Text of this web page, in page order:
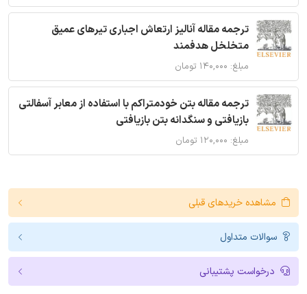
ترجمه مقاله آنالیز ارتعاش اجباری تیرهای عمیق
متخلخل هدفمند
مبلغ: ۱۴۰,۰۰۰ تومان
ترجمه مقاله بتن خودمتراکم با استفاده از معابر آسفالتی
بازیافتی و سنگدانه بتن بازیافتی
مبلغ: ۱۲۰,۰۰۰ تومان
مشاهده خریدهای قبلی
سوالات متداول
درخواست پشتیبانی